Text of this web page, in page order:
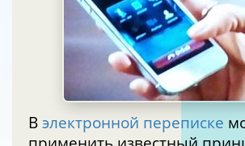
В электронной переписке